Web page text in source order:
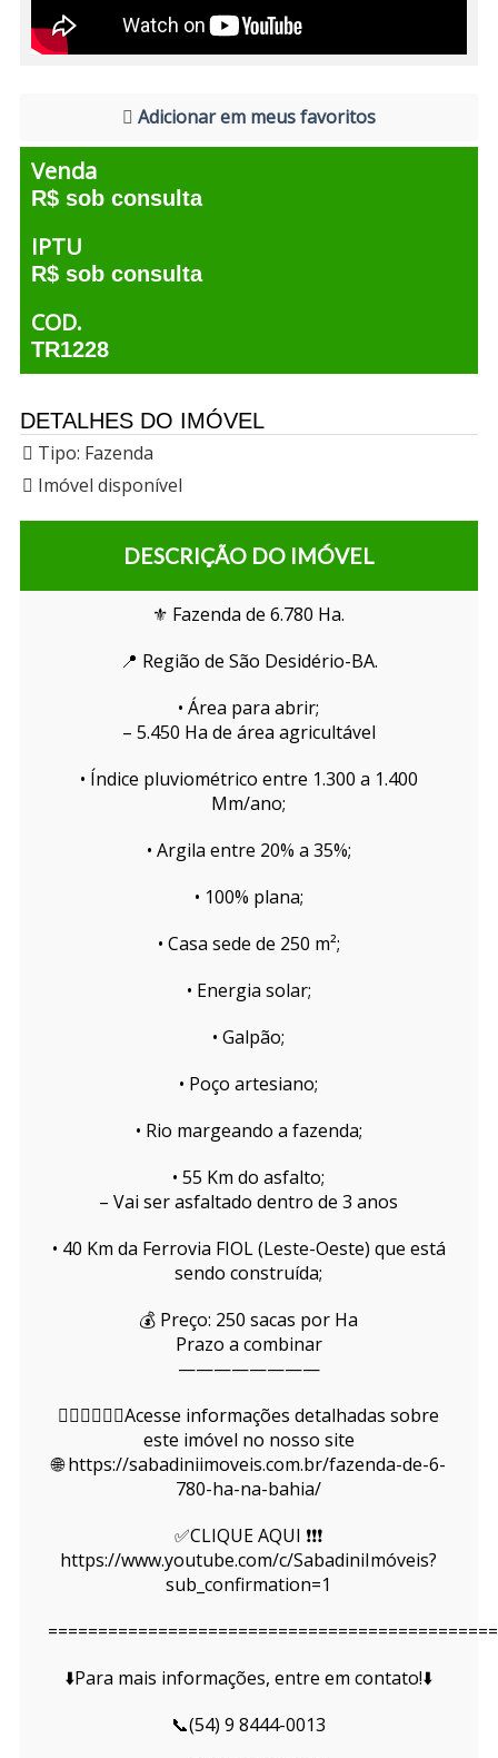
Adicionar em meus favoritos
Venda
R$ sob consulta
IPTU
R$ sob consulta
COD.
TR1228
DETALHES DO IMÓVEL
Tipo: Fazenda
Imóvel disponível
DESCRIÇÃO DO IMÓVEL
⚜️ Fazenda de 6.780 Ha.
📍 Região de São Desidério-BA.
• Área para abrir;
– 5.450 Ha de área agricultável
• Índice pluviométrico entre 1.300 a 1.400
Mm/ano;
• Argila entre 20% a 35%;
• 100% plana;
• Casa sede de 250 m²;
• Energia solar;
• Galpão;
• Poço artesiano;
• Rio margeando a fazenda;
• 55 Km do asfalto;
– Vai ser asfaltado dentro de 3 anos
• 40 Km da Ferrovia FIOL (Leste-Oeste) que está
sendo construída;
💰 Preço: 250 sacas por Ha
Prazo a combinar
————————
👇🏻👇🏻👇🏻Acesse informações detalhadas sobre
este imóvel no nosso site
🌐 https://sabadiniimoveis.com.br/fazenda-de-6-
780-ha-na-bahia/
✅CLIQUE AQUI ❗❗❗
https://www.youtube.com/c/SabadiniImóveis?
sub_confirmation=1
⬇️Para mais informações, entre em contato!⬇️
📞(54) 9 8444-0013